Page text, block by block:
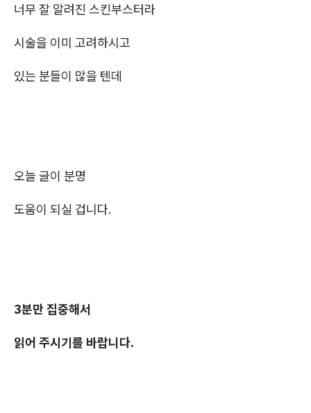
너무 잘 알려진 스킨부스터라
시술을 이미 고려하시고
있는 분들이 많을 텐데
오늘 글이 분명
도움이 되실 겁니다.
3분만 집중해서
읽어 주시기를 바랍니다.